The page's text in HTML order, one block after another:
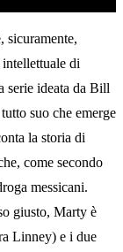
intellettuale di
serie ideata da Bill
suo che emerge
la storia di
come secondo
messicani.
giusto, Marty è
Linney) e i due